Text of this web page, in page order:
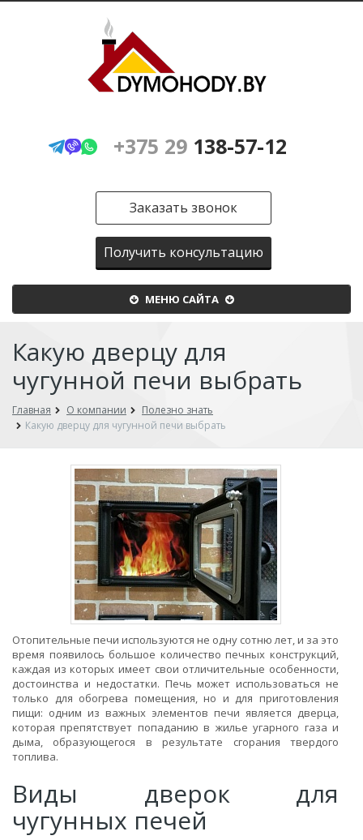
+375 29 138-57-12
Заказать звонок
Получить консультацию
МЕНЮ САЙТА Меню
Какую дверцу для
чугунной печи выбрать
Главная О компании
Полезно знать
Какую дверцу для чугунной печи выбрать
Отопительные печи используются не одну сотню лет, и за это
время появилось большое количество печных конструкций,
каждая из которых имеет свои отличительные особенности,
достоинства и недостатки. Печь может использоваться не
только для обогрева помещения, но и для приготовления
пищи: одним из важных элементов печи является дверца,
которая препятствует попаданию в жилье угарного газа и
дыма, образующегося в результате сгорания твердого
топлива.
Виды дверок для
чугунных печей